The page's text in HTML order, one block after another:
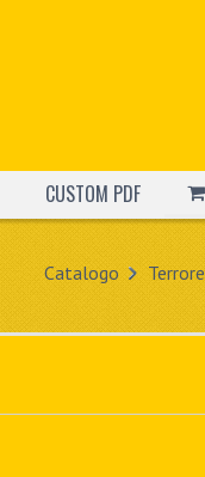
CUSTOM PDF
Catalogo Terrore